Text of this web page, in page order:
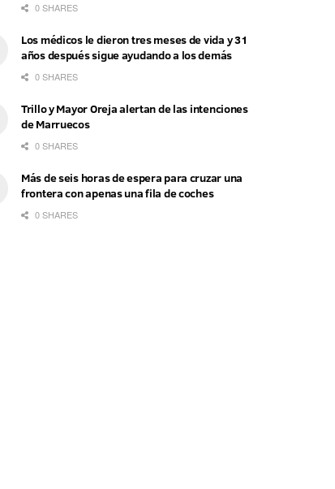
0 SHARES
Los médicos le dieron tres meses de vida y 31
años después sigue ayudando a los demás
0 SHARES
Trillo y Mayor Oreja alertan de las intenciones
de Marruecos
0 SHARES
Más de seis horas de espera para cruzar una
frontera con apenas una fila de coches
0 SHARES